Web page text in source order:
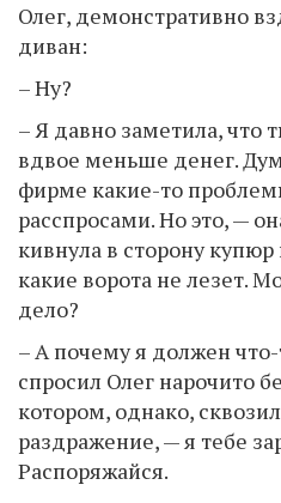
Олег, демонстративно
диван:
– Ну?
– Я давно заметила, что
вдвое меньше денег.
фирме какие-то
расспросами. Но это, —
кивнула в сторону
какие ворота не лезет.
дело?
– А почему я должен
спросил Олег нарочито
котором, однако,
раздражение, — я тебе
Распоряжайся.